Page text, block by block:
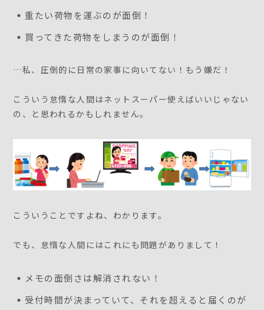
重たい荷物を運ぶのが面倒！
買ってきた荷物をしまうのが面倒！
…私、圧倒的に日常の家事に向いてない！もう嫌だ！
こういう怠惰な人間はネットスーパー使えばいいじゃない
の、と思われるかもしれません。
こういうことですよね、わかります。
でも、怠惰な人間にはこれにも問題がありまして！
メモの面倒さは解消されない！
受付時間が決まっていて、それを超えると届くのが